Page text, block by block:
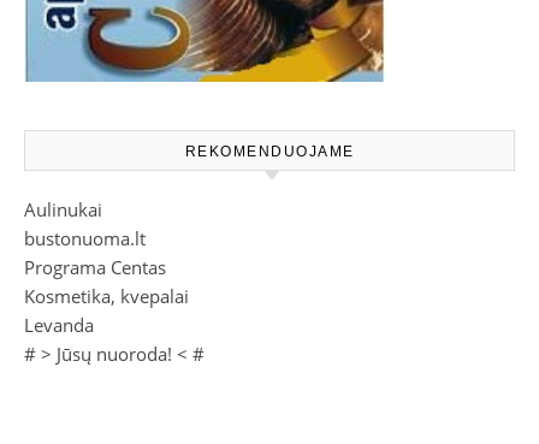
REKOMENDUOJAME
Aulinukai
bustonuoma.lt
Programa Centas
Kosmetika, kvepalai
Levanda
# > Jūsų nuoroda! < #